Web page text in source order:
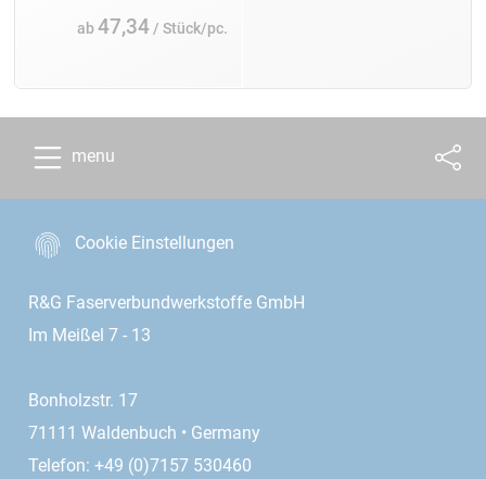
ab47,34/ Stück/pc.
menu
Cookie Einstellungen
R&G Faserverbundwerkstoffe GmbH
Im Meißel 7 - 13
Bonholzstr. 17
71111 Waldenbuch • Germany
Telefon: +49 (0)7157 530460